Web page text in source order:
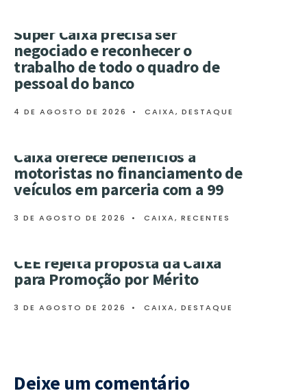
Super Caixa precisa ser
negociado e reconhecer o
trabalho de todo o quadro de
pessoal do banco
4 DE AGOSTO DE 2026 • CAIXA, DESTAQUE
Caixa oferece benefícios a
motoristas no financiamento de
veículos em parceria com a 99
3 DE AGOSTO DE 2026 • CAIXA, RECENTES
CEE rejeita proposta da Caixa
para Promoção por Mérito
3 DE AGOSTO DE 2026 • CAIXA, DESTAQUE
Deixe um comentário